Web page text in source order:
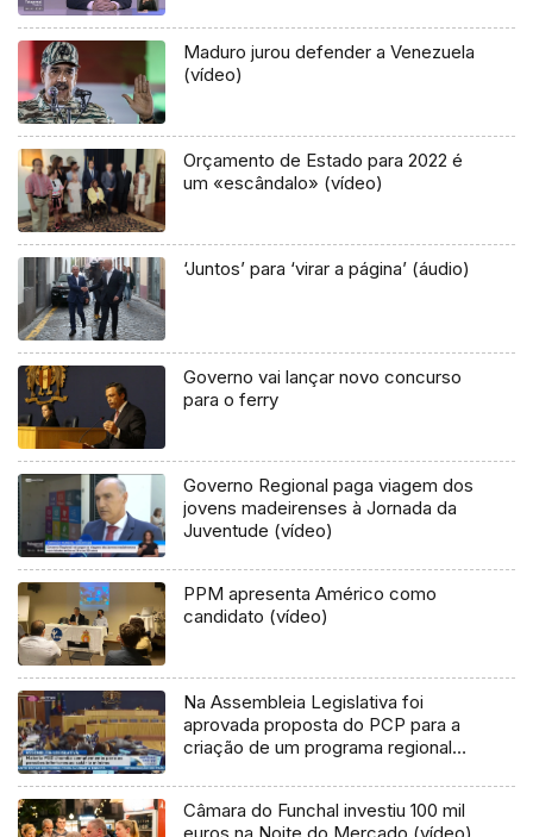
Maduro jurou defender a Venezuela
(vídeo)
Orçamento de Estado para 2022 é
um «escândalo» (vídeo)
‘Juntos’ para ‘virar a página’ (áudio)
Governo vai lançar novo concurso
para o ferry
Governo Regional paga viagem dos
jovens madeirenses à Jornada da
Juventude (vídeo)
PPM apresenta Américo como
candidato (vídeo)
Na Assembleia Legislativa foi
aprovada proposta do PCP para a
criação de um programa regional
arquitetónicas.
Câmara do Funchal investiu 100 mil